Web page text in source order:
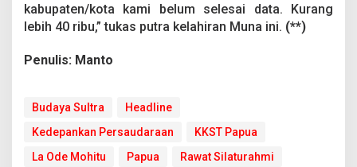
n
B
d
u
kabupaten/kota kami belum selesai data. Kurang
lebih 40 ribu,” tukas putra kelahiran Muna ini. (**)
Penulis: Manto
Budaya Sultra
Headline
Kedepankan Persaudaraan
KKST Papua
La Ode Mohitu
Papua Rawat Silaturahmi